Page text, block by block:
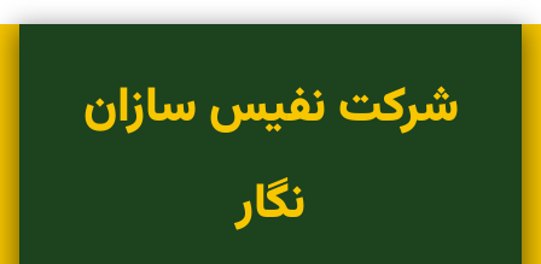
شرکت نفیس سازان
نگار